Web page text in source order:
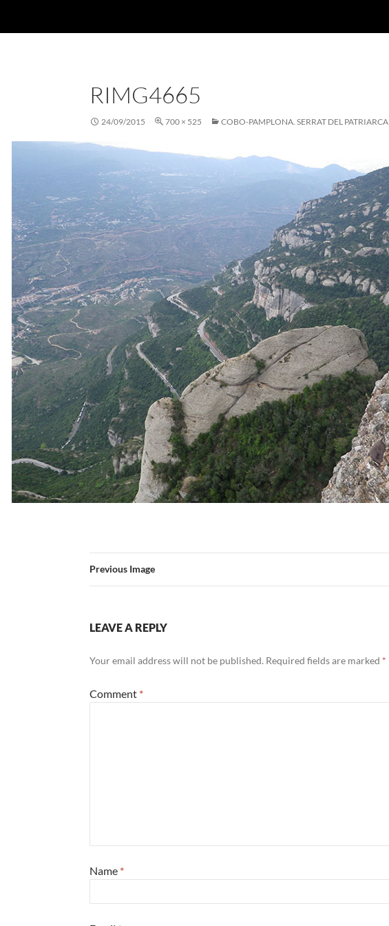
RIMG4665
24/09/2015 700 × 525 COBO-PAMPLONA. SERRAT DEL PATRIARCA
Previous Image
LEAVE A REPLY
Your email address will not be published. Required fields are marked *
Comment *
Name *